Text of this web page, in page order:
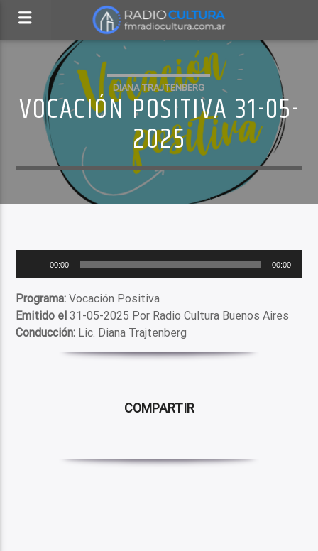
DIANA TRAJTENBERG
VOCACIÓN POSITIVA 31-05-
2025
audio
00:00 00:00
Programa: Vocación Positiva
Emitido el31-05-2025 Por Radio Cultura Buenos Aires
Conducción: Lic. Diana Trajtenberg
COMPARTIR